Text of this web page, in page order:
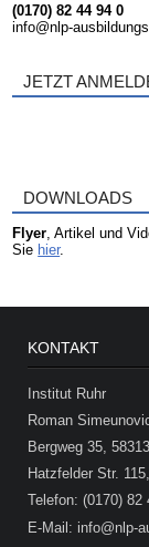
(0170) 82 44 94 0
info@nlp-
JETZT
DOWNLOADS
Flyer , Artikel und
Sie hier.
KONTAKT
Institut Ruhr
Roman
Bergweg 35,
Hatzfelder Str.
Telefon: (0170) 82
E-Mail: info@nlp-